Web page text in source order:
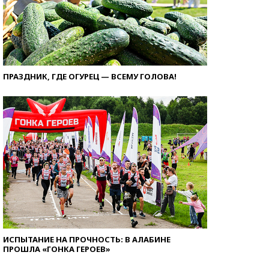
ПРАЗДНИК, ГДЕ ОГУРЕЦ — ВСЕМУ ГОЛОВА!
ИСПЫТАНИЕ НА ПРОЧНОСТЬ: В АЛАБИНЕ
ПРОШЛА «ГОНКА ГЕРОЕВ»